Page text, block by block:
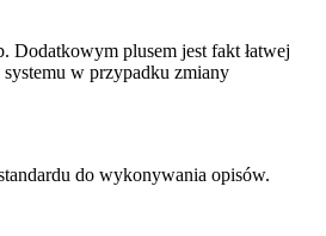
Dodatkowym plusem jest fakt łatwej
w przypadku zmiany
do wykonywania opisów.